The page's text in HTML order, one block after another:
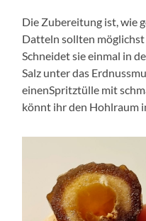
Die Zubereitung ist, wie
Datteln sollten
Schneidet sie einmal in
Salz unter das
einenSpritztülle mit
könnt ihr den Hohlraum